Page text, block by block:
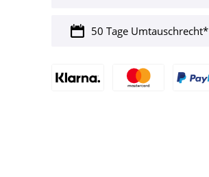
50 Tage Umtauschrecht*